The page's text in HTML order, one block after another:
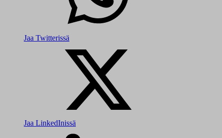
Jaa Twitterissä
Jaa LinkedInissä